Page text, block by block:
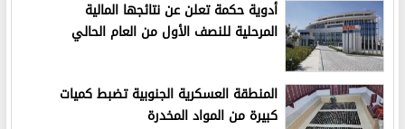
أدوية حكمة تعلن عن نتائجها المالية
المرحلية للنصف الأول من العام الحالي
المنطقة العسكرية الجنوبية تضبط كميات
كبيرة من المواد المخدرة